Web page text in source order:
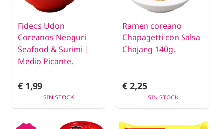
Fideos Udon
Coreanos Neoguri
Seafood & Surimi |
Medio Picante.
€ 1,99
SIN STOCK
Ramen coreano
Chapagetti con Salsa
Chajang 140g.
€ 2,25
SIN STOCK